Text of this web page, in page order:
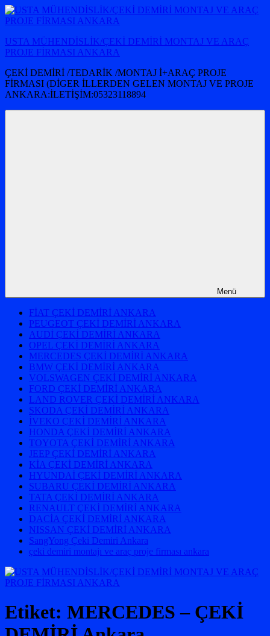
İçeriğe
atla
USTA MÜHENDİSLİK/ÇEKİ DEMİRİ MONTAJ VE ARAÇ
PROJE FİRMASI ANKARA
ÇEKİ DEMİRİ /TEDARİK /MONTAJ İ+ARAÇ PROJE
FİRMASI (DİGER İLLERDEN GELEN MONTAJ VE PROJE
ANKARA:İLETİŞİM:05323118894
Menü
FİAT ÇEKİ DEMİRİ ANKARA
PEUGEOT ÇEKİ DEMİRİ ANKARA
AUDİ ÇEKİ DEMİRİ ANKARA
OPEL ÇEKİ DEMİRİ ANKARA
MERCEDES ÇEKİ DEMİRİ ANKARA
BMW ÇEKİ DEMİRİ ANKARA
VOLSWAGEN ÇEKİ DEMİRİ ANKARA
FORD ÇEKİ DEMİRİ ANKARA
LAND ROVER ÇEKİ DEMİRİ ANKARA
SKODA ÇEKİ DEMİRİ ANKARA
İVEKO ÇEKİ DEMİRİ ANKARA
HONDA ÇEKİ DEMİRİ ANKARA
TOYOTA ÇEKİ DEMİRİ ANKARA
JEEP ÇEKİ DEMİRİ ANKARA
KİA ÇEKİ DEMİRİ ANKARA
HYUNDAİ ÇEKİ DEMİRİ ANKARA
SUBARU ÇEKİ DEMİRİ ANKARA
TATA ÇEKİ DEMİRİ ANKARA
RENAULT ÇEKİ DEMİRİ ANKARA
DACİA ÇEKİ DEMİRİ ANKARA
NISSAN ÇEKİ DEMİRİ ANKARA
SangYong Çeki Demiri Ankara
çeki demiri montajı ve araç proje firması ankara
Etiket: MERCEDES – ÇEKİ